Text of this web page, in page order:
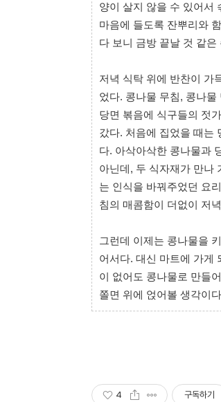
양이 살지 않을 수 있어서
마음에 들도록 잔뿌리와
다 보니 금방 끝날 것 같
저녁 식탁 위에 반찬이 가
었다. 콩나물 무침, 콩나
당면 볶음에 식구들의 젓
갔다. 처음에 집었을 때는
다. 아삭아삭한 콩나물과
아닌데, 두 식자재가 만나
는 인식을 바꿔주었던 요
침의 매콤함이 더없이 저
그런데 이제는 콩나물을
어서다. 대신 마트에 가게
이 없어도 콩나물로 만들
쫄면 위에 얹어볼 생각이
4 구독하기